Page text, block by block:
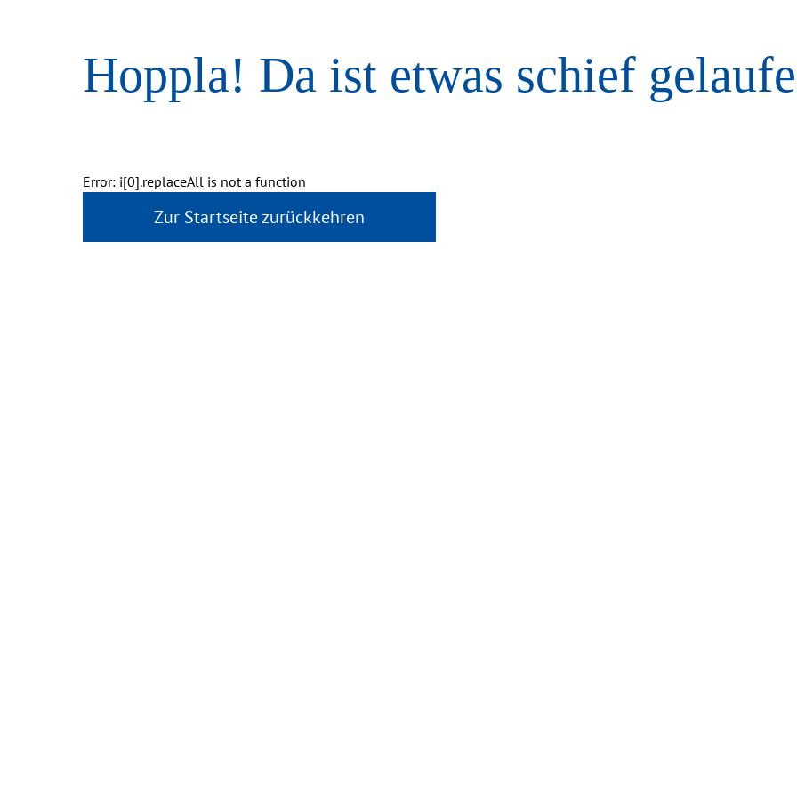
Hoppla! Da ist etwas schief
Error: i[0].replaceAll is not a function
Zur Startseite zurückkehren